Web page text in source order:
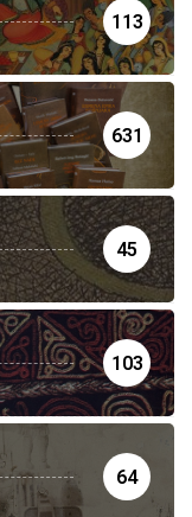
113
631
45
103
64